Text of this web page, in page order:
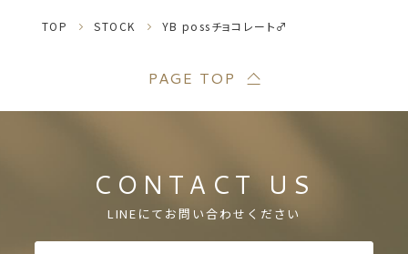
TOP STOCK YB possチョコレート♂
CONTACT US
LINEにてお問い合わせください
PAGE TOP